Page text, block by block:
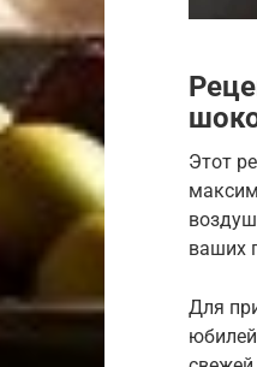
Этот
ваших
Для